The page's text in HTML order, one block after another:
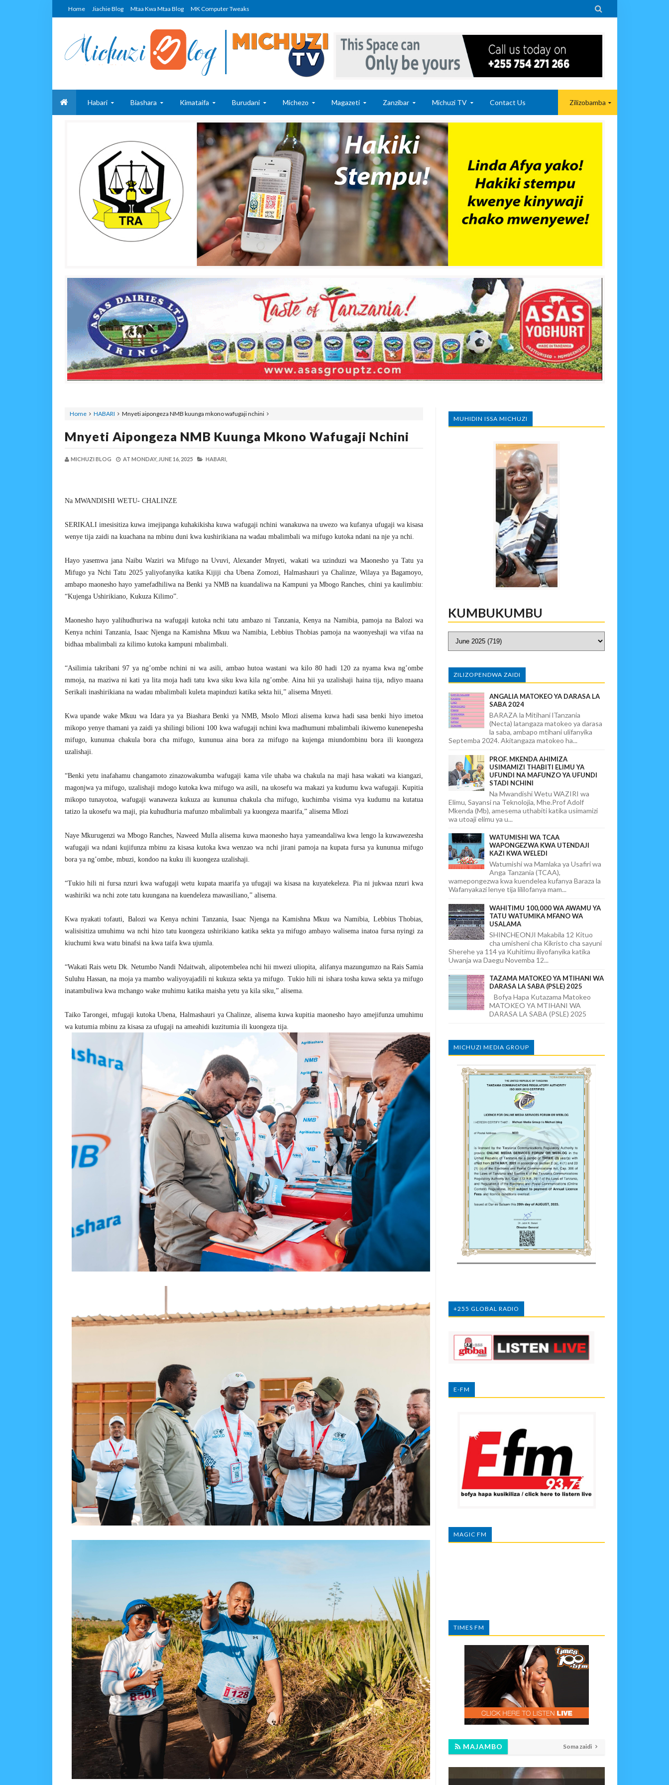
Home Jiachie Blog Mtaa Kwa Mtaa Blog MK Computer Tweaks 
Habari Biashara Kimataifa Burudani Michezo Magazeti Zanzibar Michuzi TV Contact Us Zilizobamba
Home HABARI Mnyeti aipongeza NMB kuunga mkono wafugaji nchini
Mnyeti Aipongeza NMB Kuunga Mkono Wafugaji Nchini
MICHUZI BLOG AT MONDAY, JUNE 16, 2025 HABARI,
Na MWANDISHI WETU- CHALINZE
SERIKALI imesisitiza kuwa imejipanga kuhakikisha kuwa wafugaji nchini wanakuwa na uwezo wa kufanya ufugaji wa kisasa
wenye tija zaidi na kuachana na mbinu duni kwa kushirikiana na wadau mbalimbali wa mifugo kutoka ndani na nje ya nchi.
Hayo yasemwa jana Naibu Waziri wa Mifugo na Uvuvi, Alexander Mnyeti, wakati wa uzinduzi wa Maonesho ya Tatu ya
Mifugo ya Nchi Tatu 2025 yaliyofanyika katika Kijiji cha Ubena Zomozi, Halmashauri ya Chalinze, Wilaya ya Bagamoyo,
ambapo maonesho hayo yamefadhiliwa na Benki ya NMB na kuandaliwa na Kampuni ya Mbogo Ranches, chini ya kaulimbiu:
“Kujenga Ushirikiano, Kukuza Kilimo”.
Maonesho hayo yalihudhuriwa na wafugaji kutoka nchi tatu ambazo ni Tanzania, Kenya na Namibia, pamoja na Balozi wa
Kenya nchini Tanzania, Isaac Njenga na Kamishna Mkuu wa Namibia, Lebbius Thobias pamoja na waonyeshaji wa vifaa na
bidhaa mbalimbali za kilimo kutoka kampuni mbalimbali.
“Asilimia takribani 97 ya ng’ombe nchini ni wa asili, ambao hutoa wastani wa kilo 80 hadi 120 za nyama kwa ng’ombe
mmoja, na maziwa ni kati ya lita moja hadi tatu kwa siku kwa kila ng’ombe. Aina hii ya uzalishaji haina tija, ndiyo maana
Serikali inashirikiana na wadau mbalimbali kuleta mapinduzi katika sekta hii,” alisema Mnyeti.
Kwa upande wake Mkuu wa Idara ya ya Biashara Benki ya NMB, Msolo Mlozi alisema kuwa hadi sasa benki hiyo imetoa
mikopo yenye thamani ya zaidi ya shilingi bilioni 100 kwa wafugaji nchini kwa madhumuni mbalimbali ikiwemo kunenepesha
mifugo, kununua chakula bora cha mifugo, kununua aina bora za mifugo na kujenga miundombinu bora ili kuongeza
uzalishaji.
“Benki yetu inafahamu changamoto zinazowakumba wafugaji kama vile uhaba wa chakula na maji hasa wakati wa kiangazi,
magonjwa ya mifugo, uzalishaji mdogo kutoka kwa mifugo wa asili, na ukosefu wa makazi ya kudumu kwa wafugaji. Kupitia
mikopo tunayotoa, wafugaji wanaweza kukuza au kununua chakula cha mifugo, kuchimba visima vya kudumu na kutatua
tatizo la ukosefu wa maji, pia kuhudhuria mafunzo mbalimbali ya kuongeza maarifa,” alisema Mlozi
Naye Mkurugenzi wa Mbogo Ranches, Naweed Mulla alisema kuwa maonesho haya yameandaliwa kwa lengo la kuwawezesha
wafugaji wa ndani kujifunza mbinu za kisasa kutoka kwa wenzao wa nchi jirani pamoja na kupata fursa ya kununua mifugo
bora ya ng’ombe, mbuzi, kondoo na kuku ili kuongeza uzalishaji.
“Tukio hili ni fursa nzuri kwa wafugaji wetu kupata maarifa ya ufugaji wa kisasa na kuyatekeleza. Pia ni jukwaa nzuri kwa
washiriki wa nchi zote tatu kuungana na kuendeleza mawasiliano,” alisema.
Kwa nyakati tofauti, Balozi wa Kenya nchini Tanzania, Isaac Njenga na Kamishna Mkuu wa Namibia, Lebbius Thobias,
walisisitiza umuhimu wa nchi hizo tatu kuongeza ushirikiano katika sekta ya mifugo ambayo walisema inatoa fursa nyingi za
kiuchumi kwa watu binafsi na kwa taifa kwa ujumla.
“Wakati Rais wetu Dk. Netumbo Nandi Ndaitwah, alipotembelea nchi hii mwezi uliopita, alifanya mazungumzo na Rais Samia
Suluhu Hassan, na moja ya mambo waliyoyajadili ni kukuza sekta ya mifugo. Tukio hili ni ishara tosha kuwa sekta ya mifugo
inatambuliwa kwa mchango wake muhimu katika maisha yetu ya kila siku,” alisema.
Taiko Tarongei, mfugaji kutoka Ubena, Halmashauri ya Chalinze, alisema kuwa kupitia maonesho hayo amejifunza umuhimu
wa kutumia mbinu za kisasa za ufugaji na ameahidi kuzitumia ili kuongeza tija.
MUHIDIN ISSA MICHUZI
KUMBUKUMBU
ZILIZOPENDWA ZAIDI
ANGALIA MATOKEO YA DARASA LA
SABA 2024
BARAZA la Mitihani lTanzania
(Necta) latangaza matokeo ya darasa
la saba, ambapo mtihani ulifanyika
Septemba 2024. Akitangaza matokeo ha...
PROF. MKENDA AHIMIZA
USIMAMIZI THABITI ELIMU YA
UFUNDI NA MAFUNZO YA UFUNDI
STADI NCHINI
Na Mwandishi Wetu WAZIRI wa
Elimu, Sayansi na Teknolojia, Mhe.Prof Adolf
Mkenda (Mb), amesema uthabiti katika usimamizi
wa utoaji elimu ya u...
WATUMISHI WA TCAA
WAPONGEZWA KWA UTENDAJI
KAZI KWA WELEDI
Watumishi wa Mamlaka ya Usafiri wa
Anga Tanzania (TCAA),
wamepongezwa kwa kuendelea kufanya Baraza la
Wafanyakazi lenye tija lililofanya mam...
WAHITIMU 100,000 WA AWAMU YA
TATU WATUMIKA MFANO WA
USALAMA
SHINCHEONJI Makabila 12 Kituo
cha umisheni cha Kikristo cha sayuni
Sherehe ya 114 ya Kuhitimu iliyofanyika katika
Uwanja wa Daegu Novemba 12...
TAZAMA MATOKEO YA MTIHANI WA
DARASA LA SABA (PSLE) 2025
Bofya Hapa Kutazama Matokeo
MATOKEO YA MTIHANI WA
DARASA LA SABA (PSLE) 2025
MICHUZI MEDIA GROUP
+255 GLOBAL RADIO
E-FM
MAGIC FM
TIMES FM
MAJAMBO Soma zaidi